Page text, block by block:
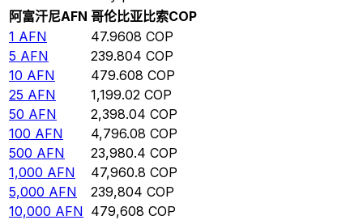
阿富汗尼AFN 哥伦比亚比索COP
1 AFN 47.9608 COP
5 AFN 239.804 COP
10 AFN 479.608 COP
25 AFN 1,199.02 COP
50 AFN 2,398.04 COP
100 AFN 4,796.08 COP
500 AFN 23,980.4 COP
1,000 AFN 47,960.8 COP
5,000 AFN 239,804 COP
10,000 AFN 479,608 COP